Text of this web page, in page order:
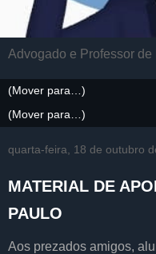
Advogado e Professor
quarta-feira, 18 de outubro
MATERIAL DE
PAULO
Aos prezados amigos,